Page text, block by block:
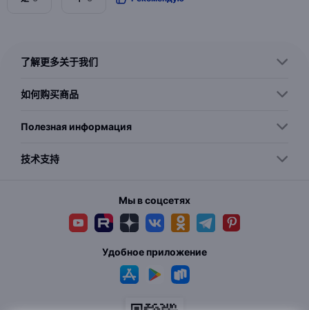
了解更多关于我们
如何购买商品
Полезная информация
技术支持
Мы в соцсетях
Удобное приложение